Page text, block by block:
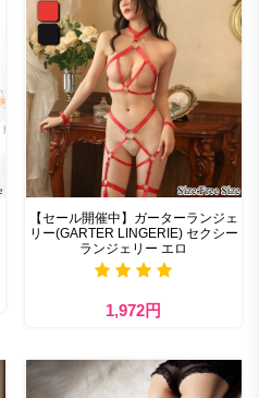
【セール開催中】ガーターランジェ
リー(GARTER LINGERIE) セクシー
ランジェリー エロ
1,972円